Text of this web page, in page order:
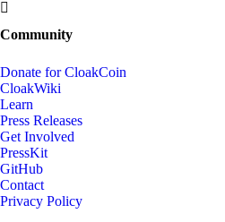
Community
Donate for CloakCoin
CloakWiki
Learn
Press Releases
Get Involved
PressKit
GitHub
Contact
Privacy Policy